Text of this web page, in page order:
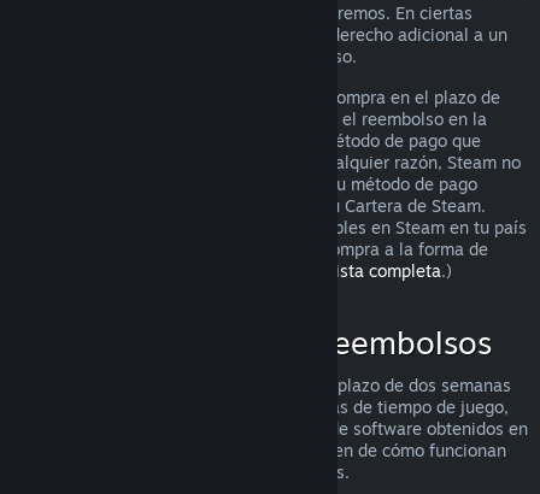
puedes solicitarlo igualmente y lo analizaremos. En ciertas
jurisdicciones, los clientes pueden tener derecho adicional a un
reembolso cuando el juego está defectuoso.
Se te hará un reembolso completo de tu compra en el plazo de
una semana tras su aprobación. Recibirás el reembolso en la
Cartera de Steam o mediante el mismo método de pago que
utilizaste para hacer la compra. Si, por cualquier razón, Steam no
puede realizar un reembolso a través de tu método de pago
inicial, se acreditará el importe total en tu Cartera de Steam.
(Algunos de los métodos de pago disponibles en Steam en tu país
pueden no admitir el reembolso de una compra a la forma de
Haz clic aquí para ver una lista completa.)
Dónde se aplican los reembolsos
La oferta de reembolsos de Steam, en un plazo de dos semanas
desde la compra y con menos de dos horas de tiempo de juego,
se aplica a los juegos y las aplicaciones de software obtenidos en
la tienda de Steam. Aquí tienes un resumen de cómo funcionan
los reembolsos con otros tipos de compras.